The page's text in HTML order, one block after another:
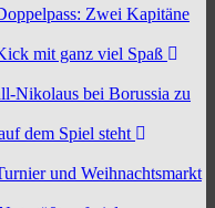
Zwei Kapitäne
mit ganz viel Spaß
Nikolaus bei Borussia zu
dem Spiel steht
und Weihnachtsmarkt